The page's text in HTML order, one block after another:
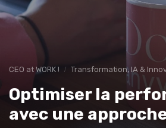
CEO at WORK ! Transformation, IA &
Optimiser la
avec une